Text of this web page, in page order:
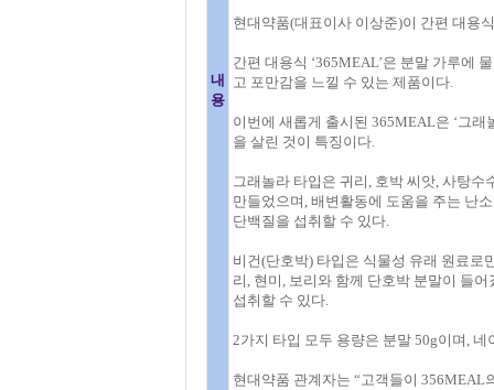
내
용
현대약품(대표이사 이상준)이 간편 대용
간편 대용식 ‘365MEAL’은 분말 가루에
고 포만감을 느낄 수 있는 제품이다.
이번에 새롭게 출시된 365MEAL은 ‘그래
을 살린 것이 특징이다.
그래놀라 타입은 귀리, 호박 씨앗, 사탕
만들었으며, 배변활동에 도움을 주는 난
단백질을 섭취할 수 있다.
비건(단호박) 타입은 식물성 유래 원료로
리, 현미, 보리와 함께 단호박 분말이 들
섭취할 수 있다.
2가지 타입 모두 용량은 분말 50g이며,
현대약품 관계자는 “고객들이 356MEAL